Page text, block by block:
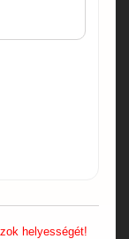
helyességét!